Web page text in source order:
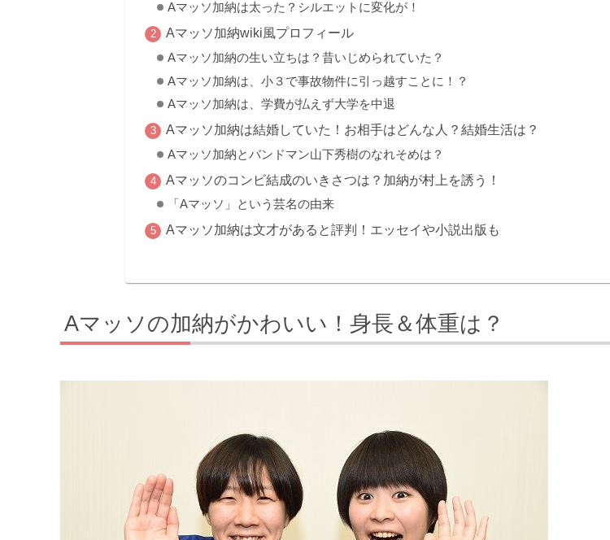
Aマッソ加納は太った？シルエットに変化が！
Aマッソ加納wiki風プロフィール
Aマッソ加納の生い立ちは？昔いじめられていた？
Aマッソ加納は、小３で事故物件に引っ越すことに！？
Aマッソ加納は、学費が払えず大学を中退
Aマッソ加納は結婚していた！お相手はどんな人？結婚生活は？
Aマッソ加納とバンドマン山下秀樹のなれそめは？
Aマッソのコンビ結成のいきさつは？加納が村上を誘う！
「Aマッソ」という芸名の由来
Aマッソ加納は文才があると評判！エッセイや小説出版も
Aマッソの加納がかわいい！身長＆体重は？